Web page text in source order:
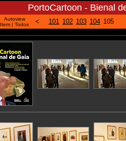
PortoCartoon - Bienal
Autoview
Item | Todos < 101 102 103 104 105